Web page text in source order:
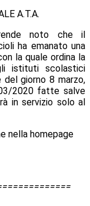
A.T.A.
noto che il
ha emanato una
la quale ordina la
istituti scolastici
del giorno 8 marzo,
2020 fatte salve
in servizio solo al
nella homepage